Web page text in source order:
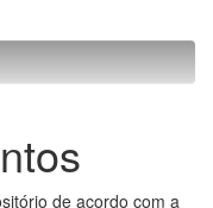
de acordo com a